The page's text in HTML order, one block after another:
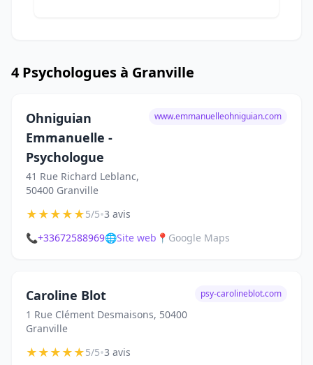
4 Psychologues à Granville
Ohniguian
Emmanuelle -
Psychologue
41 Rue Richard Leblanc,
50400 Granville
www.emmanuelleohniguian.com
★★★★★5/5•3 avis
📞+33672588969🌐Site web 📍 Google Maps
Caroline Blot
1 Rue Clément Desmaisons, 50400
Granville
psy-carolineblot.com
★★★★★5/5•3 avis